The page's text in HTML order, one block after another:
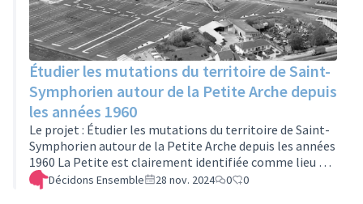
Étudier les mutations du territoire de Saint-
Symphorien autour de la Petite Arche depuis
les années 1960
Le projet : Étudier les mutations du territoire de Saint-
Symphorien autour de la Petite Arche depuis les années
1960 La Petite est clairement identifiée comme lieu de
Tours Nord. Les témoins ne manqueront pas.Il nous
faut la coopération des dirigeants de la structure
Décidons Ensemble 28 nov. 2024 0 0